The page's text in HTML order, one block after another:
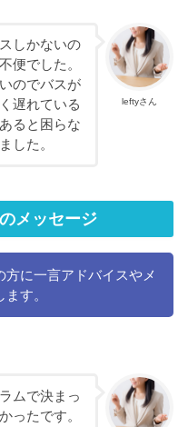
leftyさん
しかないの
便でした。
のでバスが
遅れている
ると困らな
した。
メッセージ
方に一言アドバイスやメ
す。
ムで決まっ
ったです。